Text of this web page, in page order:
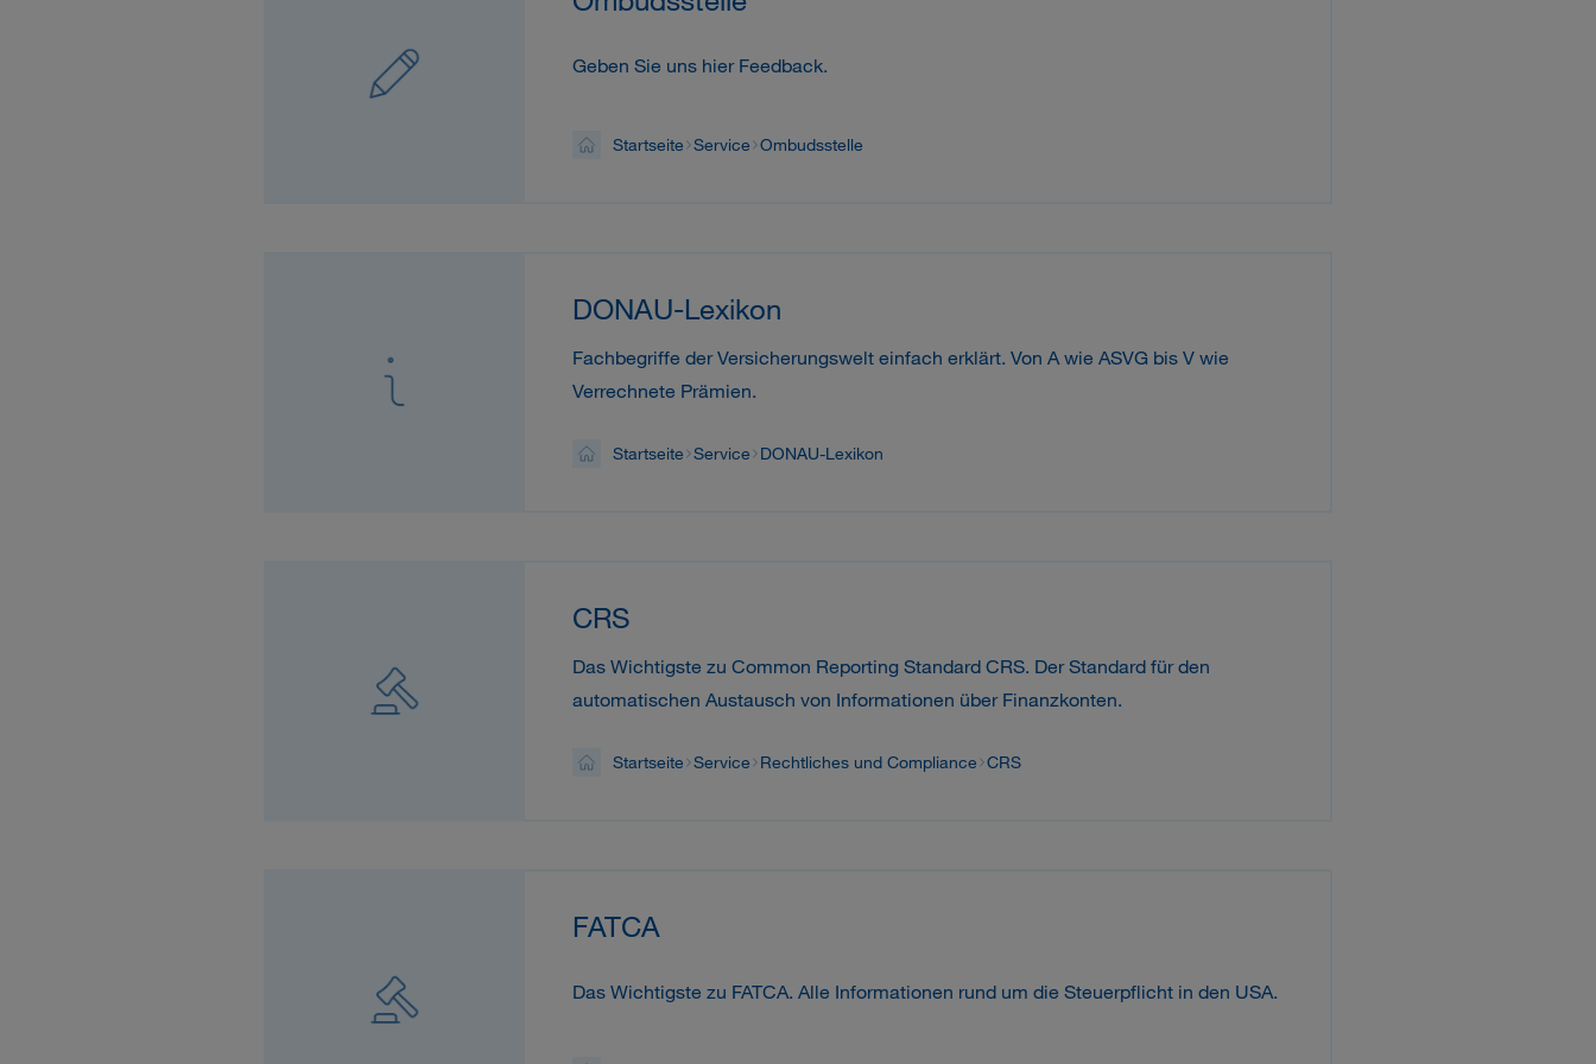
Geben Sie uns hier Feedback.
Startseite Service Ombudsstelle
DONAU-Lexikon
Fachbegriffe der Versicherungswelt einfach erklärt. Von A wie ASVG bis V wie
Verrechnete Prämien.
Startseite Service DONAU-Lexikon
CRS
Das Wichtigste zu Common Reporting Standard CRS. Der Standard für den
automatischen Austausch von Informationen über Finanzkonten.
Startseite Service Rechtliches und Compliance CRS
FATCA
Das Wichtigste zu FATCA. Alle Informationen rund um die Steuerpflicht in den USA.